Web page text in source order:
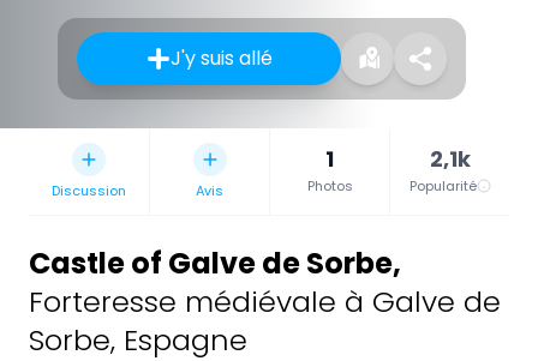
J'y suis allé
Discussion Avis
1
Photos
2,1k
Popularité
Castle of Galve de Sorbe,
Forteresse médiévale à Galve de
Sorbe, Espagne